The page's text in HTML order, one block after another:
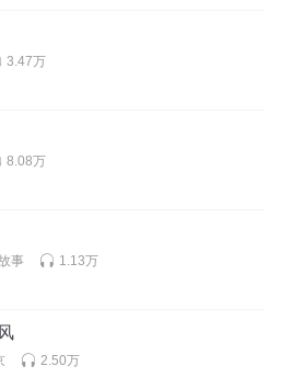
3.47万
8.08万
事 1.13万
2.50万